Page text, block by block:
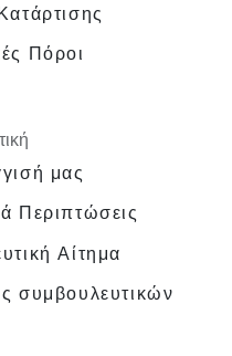
Πόροι
μας
Περιπτώσεις
Αίτημα
συμβουλευτικών